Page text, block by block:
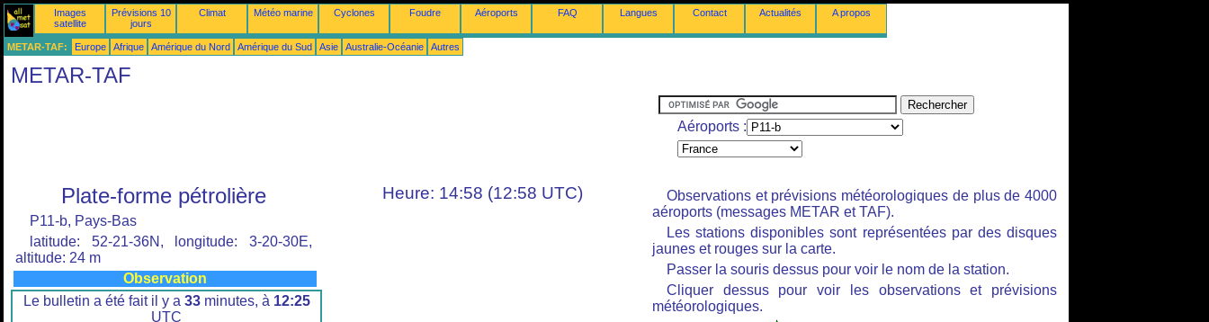
Images
satellite
Prévisions 10
jours
Climat Météo marine Cyclones Foudre Aéroports FAQ Langues Contact Actualités A propos
METAR-TAF: Europe Afrique Amérique du Nord Amérique du Sud Asie Australie-Océanie Autres
METAR-TAF
Aéroports :
Plate-forme pétrolière
P11-b, Pays-Bas
latitude: 52-21-36N, longitude: 3-20-30E,
altitude: 24 m
Observation
Le bulletin a été fait il y a 33minutes, à 12:25
UTC
Heure: 14:58 (12:58 UTC)
Observations et prévisions météorologiques de plus de 4000
aéroports (messages METAR et TAF).
Les stations disponibles sont représentées par des disques
jaunes et rouges sur la carte.
Passer la souris dessus pour voir le nom de la station.
Cliquer dessus pour voir les observations et prévisions
météorologiques.